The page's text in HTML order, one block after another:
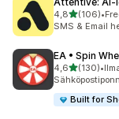
4,8/ 5 tähteä
(106)
106 •
SMS & Email
EA • Spin
4,6/ 5 tähteä
(130)
130 arvostelua
•
Built for